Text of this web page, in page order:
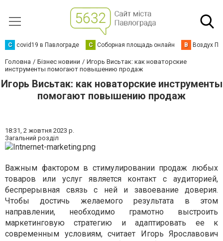
C covid19 в Павлограде С Соборная площадь онлайн В Воздух
Головна Бізнес новини
Игорь Висьтак: как новаторские
инструменты помогают повышению продаж
Игорь Висьтак: как новаторские инструменты
помогают повышению продаж
18:31, 2 жовтня 2023 р.
Загальний розділ
Важным фактором в стимулировании продаж любых
товаров или услуг является контакт с аудиторией,
беспрерывная связь с ней и завоевание доверия.
Чтобы достичь желаемого результата в этом
направлении, необходимо грамотно выстроить
маркетинговую стратегию и адаптировать ее к
современным условиям, считает Игорь Ярославович